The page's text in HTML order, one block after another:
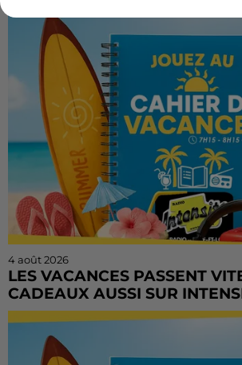
4 août 2026
LES VACANCES PASSENT
CADEAUX AUSSI SUR
L'été file à toute vitesse, mais il est
sur Radio Intensité avec des